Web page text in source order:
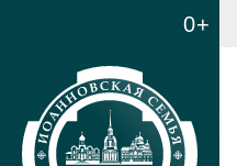
0+